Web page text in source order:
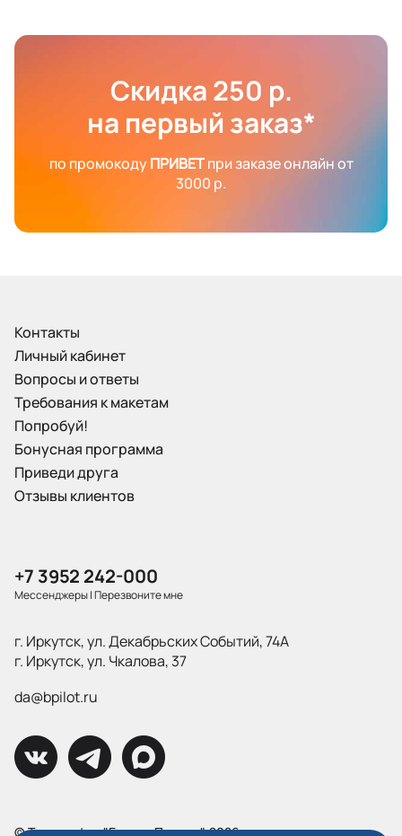
Скидка 250 р.
на первый заказ*
по промокодуПРИВЕТпри заказе онлайн от
3000 р.
Контакты
Личный кабинет
Вопросы и ответы
Требования к макетам
Попробуй!
Бонусная программа
Приведи друга
Отзывы клиентов
+7 3952 242-000
Мессенджеры|Перезвоните мне
г. Иркутск, ул. Декабрьских Событий, 74А
г. Иркутск, ул. Чкалова, 37
da@bpilot.ru
© Типография "Братья Пилоты", 2026